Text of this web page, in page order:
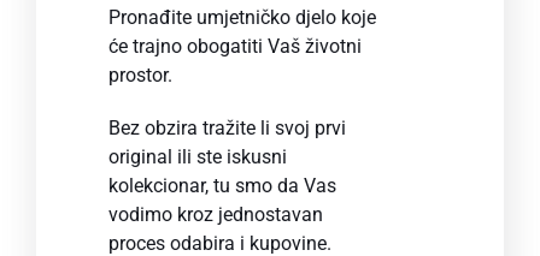
Pronađite umjetničko djelo koje
će trajno obogatiti Vaš životni
prostor.
Bez obzira tražite li svoj prvi
original ili ste iskusni
kolekcionar, tu smo da Vas
vodimo kroz jednostavan
proces odabira i kupovine.